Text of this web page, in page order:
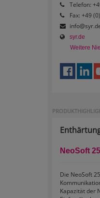
Telefon:
Fax: +49
syr.de
Weitere
NeoSoft
Die NeoSoft
Kapazität der